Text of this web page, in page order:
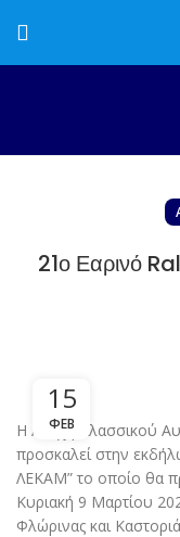
21ο Εαρινό
15
ΦΕΒ
Η Λέσχη Κλασσικού
προσκαλεί στην
ΛΕΚΑΜ” το οποίο θα
Κυριακή 9 Μαρτίου
Φλώρινας και